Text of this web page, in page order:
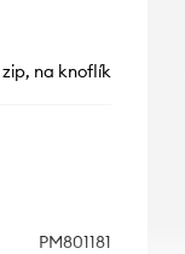
zip, na knoflík
PM801181